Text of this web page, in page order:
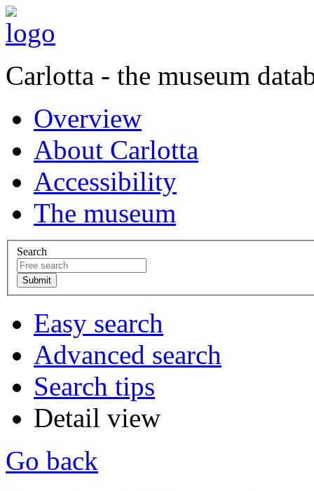
Carlotta - the museum
Overview
About Carlotta
Accessibility
The museum
Search
Easy search
Advanced search
Search tips
Detail view
Go back